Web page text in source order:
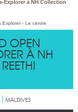
Explorer à NH Collection
OPEN
À NH
MALDIVES